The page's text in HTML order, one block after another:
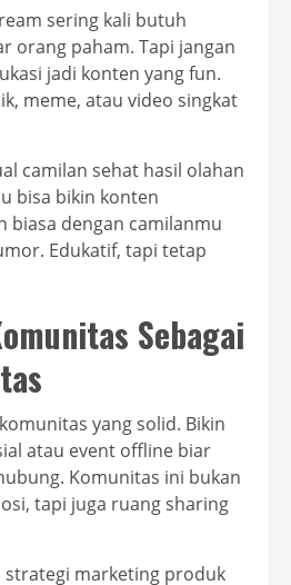
sering kali butuh
orang paham. Tapi jangan
jadi konten yang fun.
meme, atau video singkat
camilan sehat hasil olahan
bisa bikin konten
biasa dengan camilanmu
Edukatif, tapi tetap
Sebagai
yang solid. Bikin
atau event offline biar
Komunitas ini bukan
tapi juga ruang sharing
strategi marketing produk